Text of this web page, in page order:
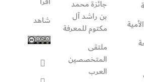
جائزة محمد
بن راشد آل
مكتوم للمعرفة
ملتقى
المتخصصين
العرب
شاهد